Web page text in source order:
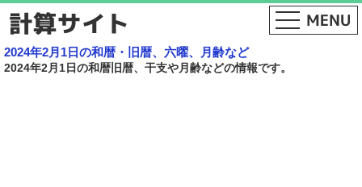
2024年2月1日の和暦・旧暦、六曜、月齢など
2024年2月1日の和暦旧暦、干支や月齢などの情報です。